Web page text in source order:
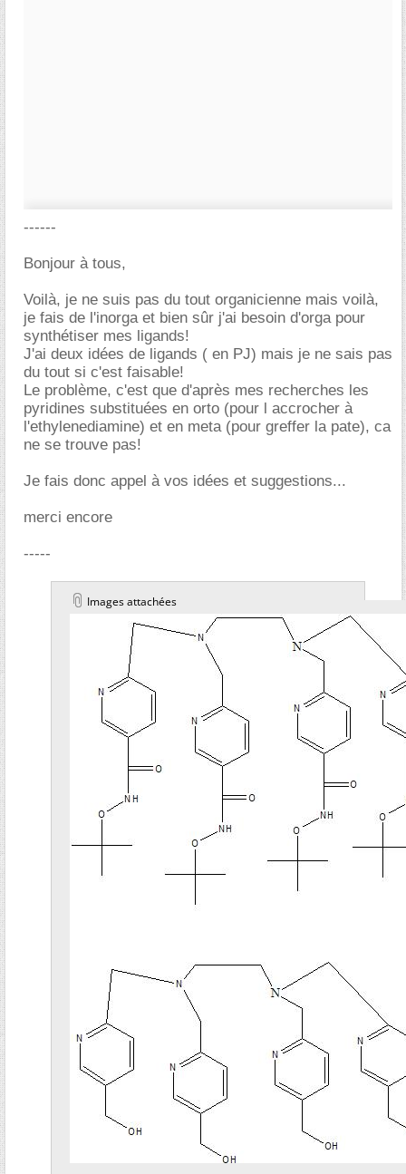
------
Bonjour à tous,
Voilà, je ne suis pas du tout organicienne mais voilà,
je fais de l'inorga et bien sûr j'ai besoin d'orga pour
synthétiser mes ligands!
J'ai deux idées de ligands ( en PJ) mais je ne sais pas
du tout si c'est faisable!
Le problème, c'est que d'après mes recherches les
pyridines substituées en orto (pour l accrocher à
l'ethylenediamine) et en meta (pour greffer la pate), ca
ne se trouve pas!
Je fais donc appel à vos idées et suggestions...
merci encore
-----
Images attachées